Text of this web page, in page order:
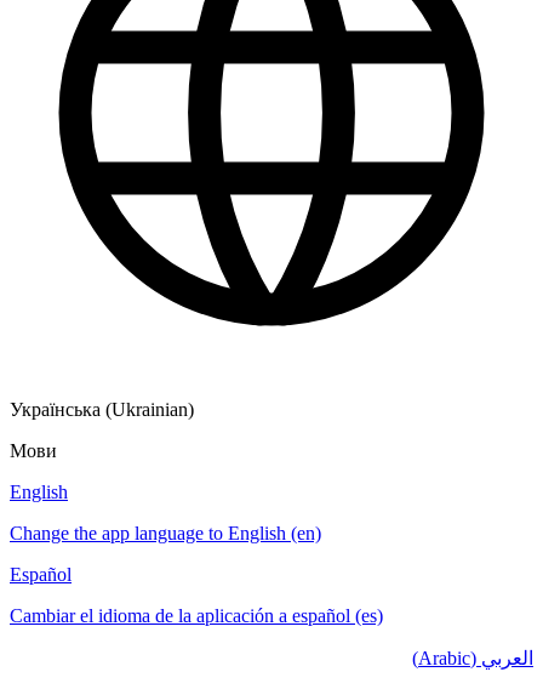
Українська (Ukrainian)
Мови
English
Change the app language to English (en)
Español
Cambiar el idioma de la aplicación a español (es)
العربي (Arabic)